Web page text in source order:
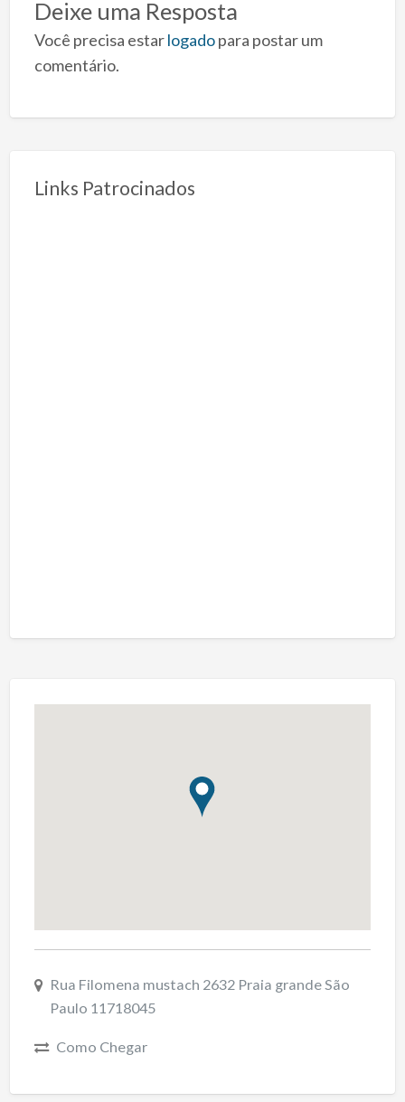
Deixe uma Resposta
Você precisa estarlogadopara postar um
comentário.
Links Patrocinados
Rua Filomena mustach 2632 Praia grande São
Paulo 11718045
Como Chegar